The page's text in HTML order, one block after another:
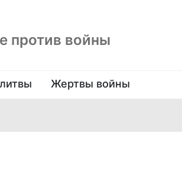
против войны
Жертвы войны